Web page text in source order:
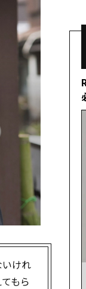
けれ
もら